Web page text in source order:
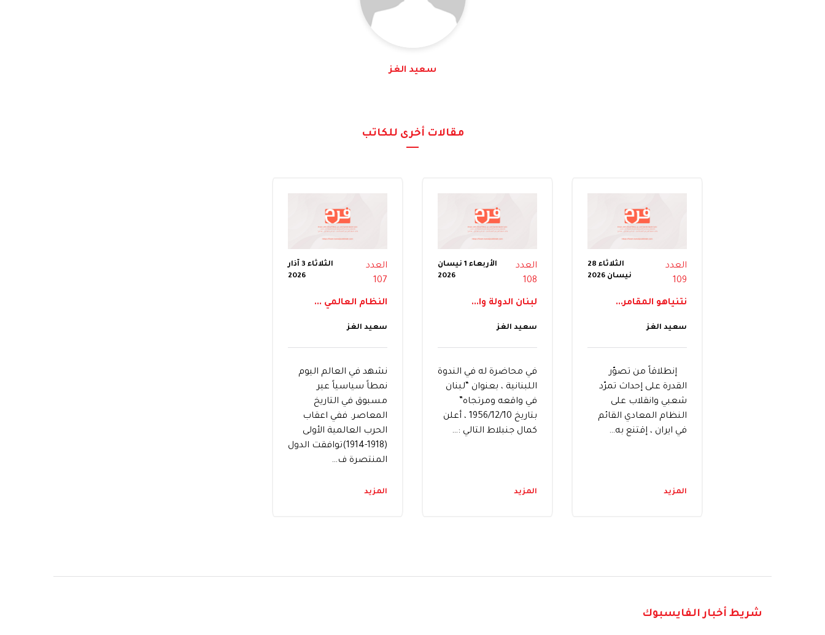
سعيد الغز
مقالات أخرى للكاتب
العدد
109
الثلاثاء 28
نيسان 2026
نتنياهو المقامر...
سعيد الغز
إنطلاقاً من تصوّر
القدرة على إحداث تمرّد
شعبي وانقلاب على
النظام المعادي القائم
في ايران ، إقتنع به…
المزيد
العدد
108
الأربعاء 1 نيسان
2026
لبنان الدولة وا...
سعيد الغز
في محاضرة له في الندوة
اللبنانية ، بعنوان “لبنان
في واقعه ومرتجاه”
بتاريخ 10‏/12‏/1956 ، أعلن
كمال جنبلاط التالي :…
المزيد
العدد
107
الثلاثاء 3 آذار
2026
النظام العالمي ...
سعيد الغز
نشهد في العالم اليوم
نمطاً سياسياً عير
مسبوق في التاريخ
المعاصر. ففي اعقاب
الحرب العالمية الأولى
(1918-1914)توافقت الدول
المنتصرة ف…
المزيد
شريط أخبار الفايسبوك